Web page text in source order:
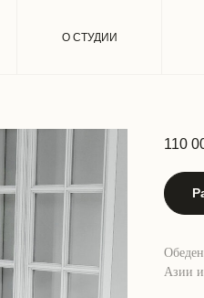
О СТУДИИ
110
Азии